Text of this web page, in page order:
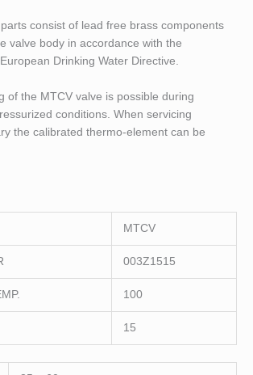
consist of lead free brass components
valve body in accordance with the
Drinking Water Directive.
of the MTCV valve is possible during
conditions. When servicing
the calibrated thermo-element can be
MTCV
003Z1515
100
15